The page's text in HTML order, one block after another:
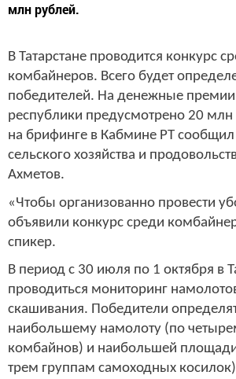
млн рублей.
В Татарстане проводится конкурс
комбайнеров. Всего будет
победителей. На денежные
республики предусмотрено 20
на брифинге в Кабмине РТ
сельского хозяйства и
Ахметов.
«Чтобы организованно провести
объявили конкурс среди
спикер.
В период с 30 июля по 1 октября в
проводиться мониторинг
скашивания. Победители
наибольшему намолоту (по
комбайнов) и наибольшей
трем группам самоходных